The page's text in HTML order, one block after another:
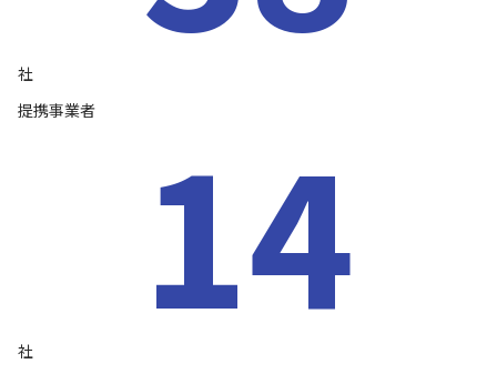
社
提携事業者
14
社